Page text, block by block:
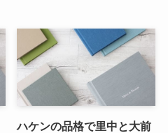
ハケンの品格で里中と大前